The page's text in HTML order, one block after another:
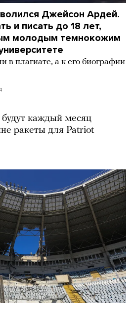
Джейсон Ардей.
и писать до 18 лет,
молодым темнокожим
в плагиате, а к его биографии
каждый месяц
ракеты для Patriot